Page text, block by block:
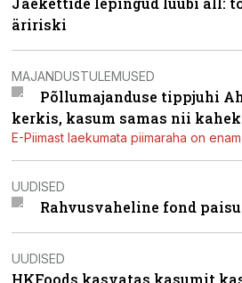
äririski
MAJANDUSTULEMUSED
Põllumajanduse tippjuhi
kerkis, kasum samas nii
E-Piimast laekumata piimaraha on
UUDISED
Rahvusvaheline fond
UUDISED
HKFoods kasvatas kasumit